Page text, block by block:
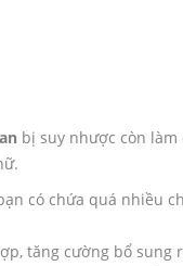
bị suy nhược còn
có chứa quá nhiều
tăng cường bổ sung